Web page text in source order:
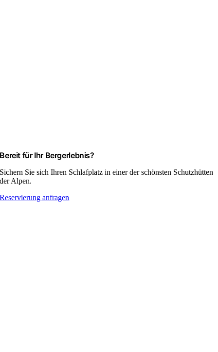
Bereit für Ihr Bergerlebnis?
Sichern Sie sich Ihren Schlafplatz in einer der schönsten Schutzhütten
der Alpen.
Reservierung anfragen